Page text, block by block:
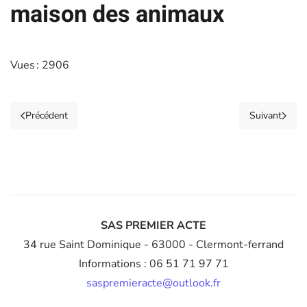
maison des animaux
Vues : 2906
Précédent Suivant
SAS PREMIER ACTE
34 rue Saint Dominique - 63000 - Clermont-ferrand
Informations : 06 51 71 97 71
saspremieracte@outlook.fr